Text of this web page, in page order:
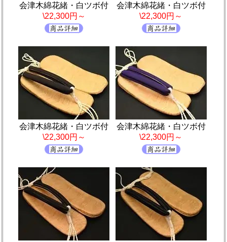
会津木綿花緒・白ツボ付
\22,300円～
会津木綿花緒・白ツボ付
\22,300円～
会津木綿花緒・白ツボ付
\22,300円～
会津木綿花緒・白ツボ付
\22,300円～